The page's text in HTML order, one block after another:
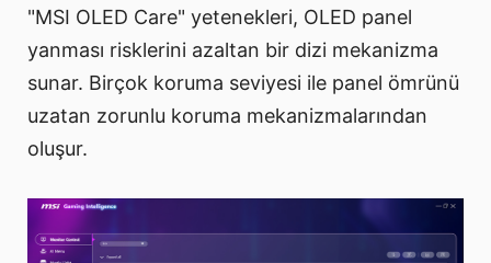
"MSI OLED Care" yetenekleri, OLED panel
yanması risklerini azaltan bir dizi mekanizma
sunar. Birçok koruma seviyesi ile panel ömrünü
uzatan zorunlu koruma mekanizmalarından
oluşur.